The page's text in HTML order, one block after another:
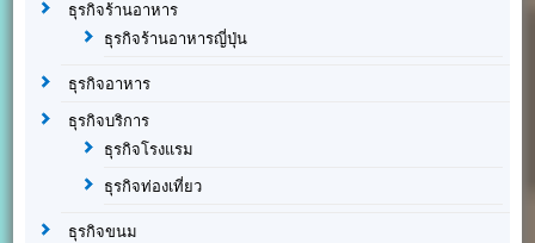
ธุรกิจร้านอาหาร
ธุรกิจร้านอาหารญี่ปุ่น
ธุรกิจอาหาร
ธุรกิจบริการ
ธุรกิจโรงแรม
ธุรกิจท่องเที่ยว
ธุรกิจขนม